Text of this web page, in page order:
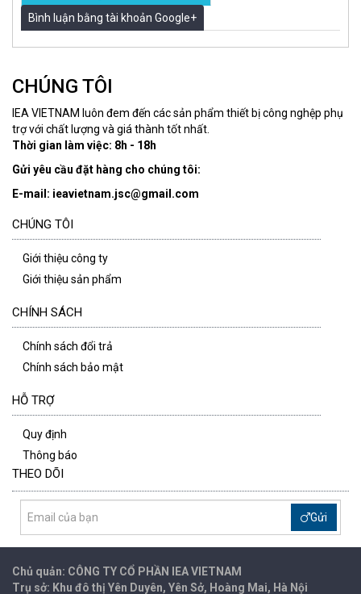
Bình luận bằng tài khoản Google+
CHÚNG TÔI
IEA VIETNAM luôn đem đến các sản phẩm thiết bị công nghệp phụ
trợ với chất lượng và giá thành tốt nhất.
Thời gian làm việc: 8h - 18h
Gửi yêu cầu đặt hàng cho chúng tôi:
E-mail: ieavietnam.jsc@gmail.com
CHÚNG TÔI
Giới thiệu công ty
Giới thiệu sản phẩm
CHÍNH SÁCH
Chính sách đổi trả
Chính sách bảo mật
HỖ TRỢ
Quy định
Thông báo
THEO DÕI
Gửi
Chủ quản: CÔNG TY CỔ PHẦN IEAVIETNAM
Trụ sở: Khu đô thị Yên Duyên, Yên Sở, Hoàng Mai, Hà Nội